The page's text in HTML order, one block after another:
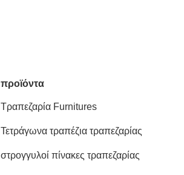
προϊόντα
Τραπεζαρία Furnitures
Τετράγωνα τραπέζια τραπεζαρίας
στρογγυλοί πίνακες τραπεζαρίας